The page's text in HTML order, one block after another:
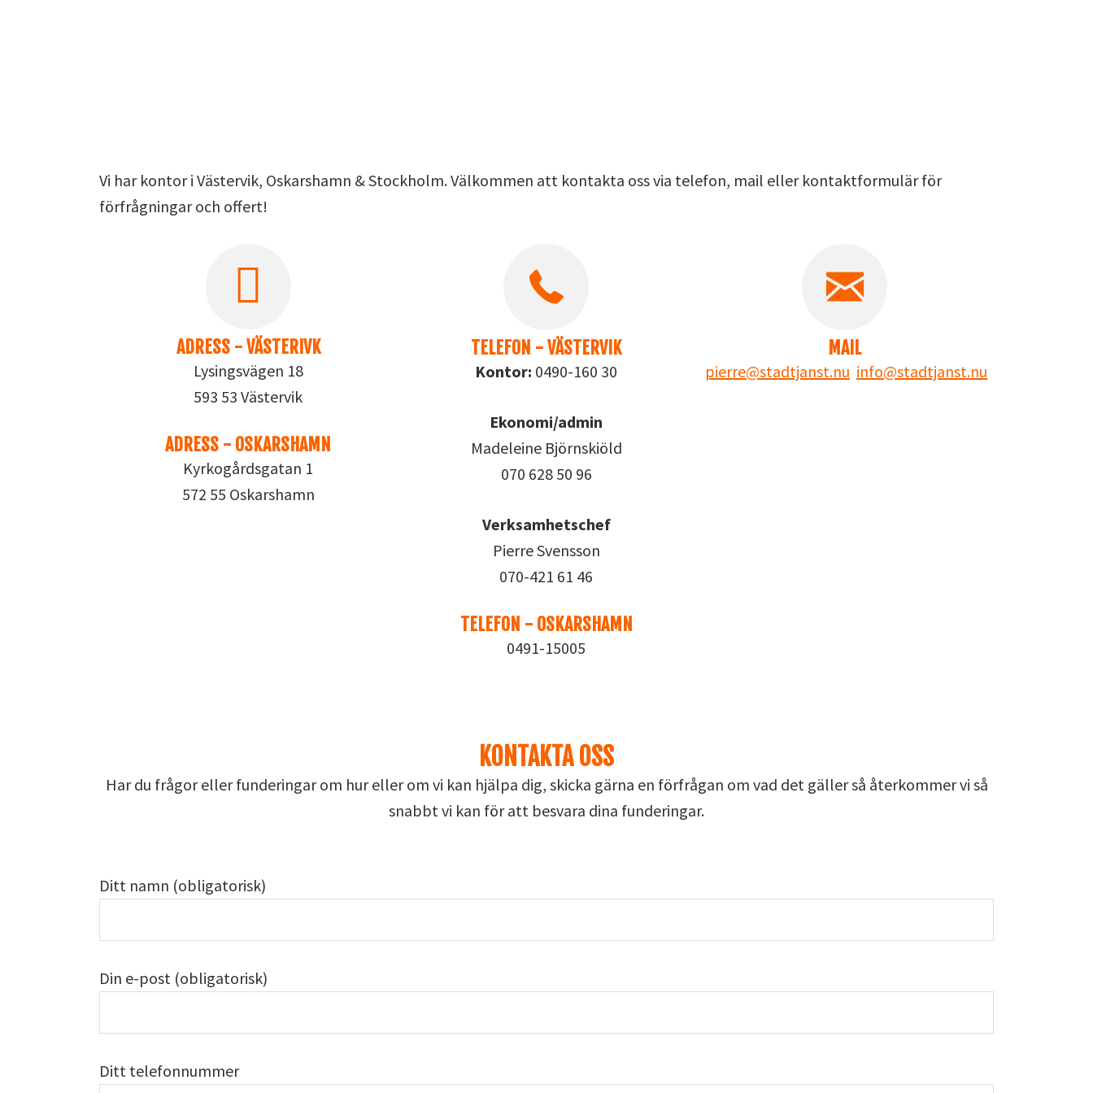
Vi har kontor i Västervik, Oskarshamn & Stockholm. Välkommen att kontakta oss via telefon, mail eller kontaktformulär för
förfrågningar och offert!
ADRESS - VÄSTERIVK
Lysingsvägen 18
593 53 Västervik
ADRESS - OSKARSHAMN
Kyrkogårdsgatan 1
572 55 Oskarshamn
TELEFON - VÄSTERVIK
Kontor: 0490-160 30
Ekonomi/admin
Madeleine Björnskiöld
070 628 50 96
Verksamhetschef
Pierre Svensson
070-421 61 46
TELEFON - OSKARSHAMN
0491-15005
MAIL
pierre@stadtjanst.nu info@stadtjanst.nu
KONTAKTA OSS
Har du frågor eller funderingar om hur eller om vi kan hjälpa dig, skicka gärna en förfrågan om vad det gäller så återkommer vi så
snabbt vi kan för att besvara dina funderingar.
Ditt namn (obligatorisk)
Din e-post (obligatorisk)
Ditt telefonnummer